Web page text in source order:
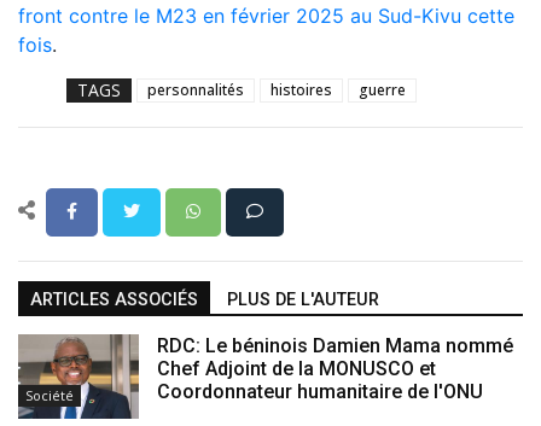
front contre le M23 en février 2025 au Sud-Kivu cette
fois.
TAGS personnalités histoires guerre
ARTICLES ASSOCIÉS PLUS DE L'AUTEUR
Société
RDC: Le béninois Damien Mama nommé
Chef Adjoint de la MONUSCO et
Coordonnateur humanitaire de l'ONU